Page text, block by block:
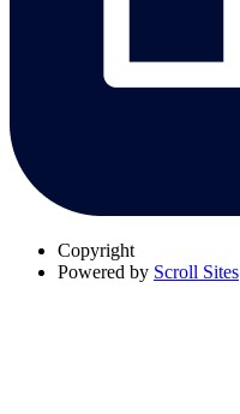
Copyright
Powered by Scroll Sites